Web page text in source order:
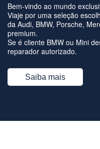
Bem-vindo ao mundo
Viaje por uma seleção
da Audi, BMW, Porsche,
premium.
Se é cliente BMW ou Mini
reparador autorizado.
Saiba mais